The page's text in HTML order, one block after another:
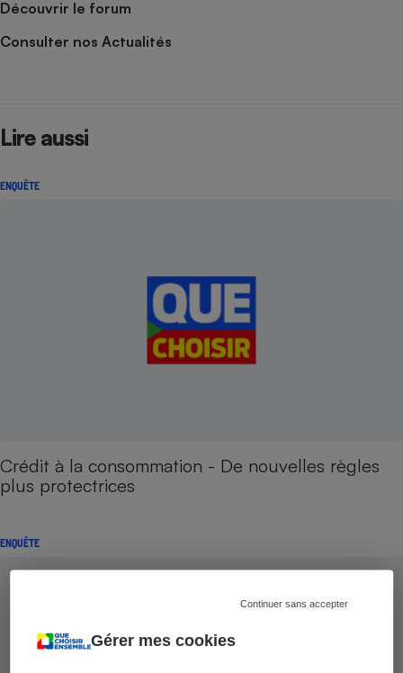
Gérer mes cookies
Continuer sans accepter
Découvrir le forum
Consulter nos Actualités
Lire aussi
ENQUÊTE
Crédit à la consommation - De nouvelles règles
plus protectrices
ENQUÊTE